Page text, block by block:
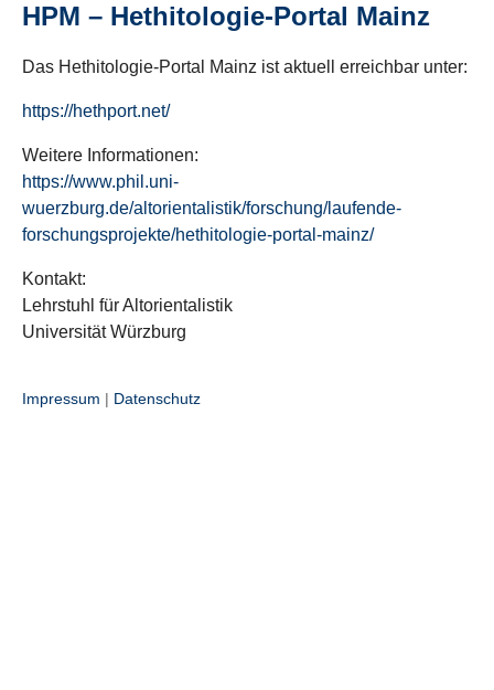
HPM – Hethitologie-Portal Mainz
Das Hethitologie-Portal Mainz ist aktuell erreichbar unter:
https://hethport.net/
Weitere Informationen:
https://www.phil.uni-
wuerzburg.de/altorientalistik/forschung/laufende-
forschungsprojekte/hethitologie-portal-mainz/
Kontakt:
Lehrstuhl für Altorientalistik
Universität Würzburg
Impressum | Datenschutz